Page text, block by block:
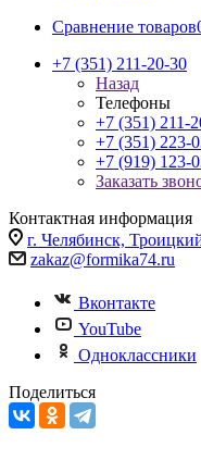
Сравнение товаров
+7 (351) 211-20-30
Назад
Телефоны
+7 (351) 211-
+7 (351) 223-
+7 (919) 123-
Заказать
Контактная информация
г. Челябинск,
zakaz@formika74.ru
Вконтакте
YouTube
Одноклассники
Поделиться